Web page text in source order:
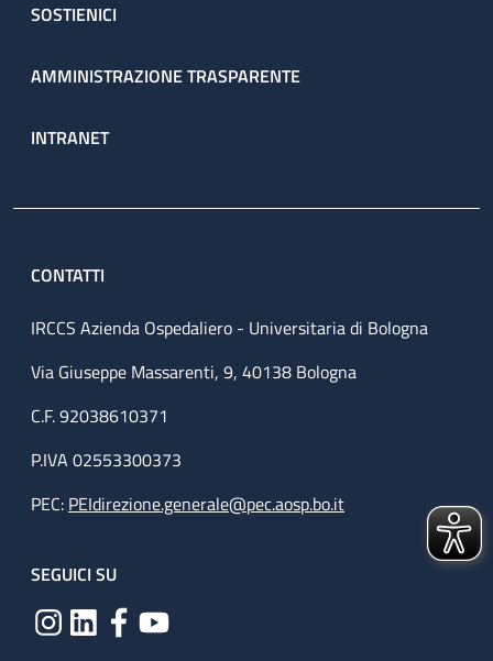
SOSTIENICI
AMMINISTRAZIONE TRASPARENTE
INTRANET
CONTATTI
IRCCS Azienda Ospedaliero - Universitaria di Bologna
Via Giuseppe Massarenti, 9, 40138 Bologna
C.F. 92038610371
P.IVA 02553300373
PEC: PEIdirezione.generale@pec.aosp.bo.it
SEGUICI SU